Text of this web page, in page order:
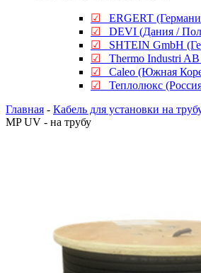
☑
ERGERT
☑
DEVI (Дания /
☑
SHTEIN GmbH
☑
Thermo Industri
☑
Caleo (Южная
☑
Теплолюкс
Главная - Кабель для установки на
MP UV - на трубу